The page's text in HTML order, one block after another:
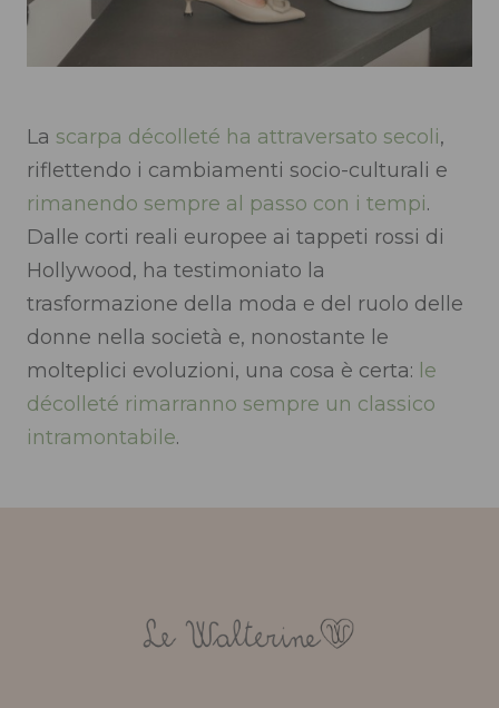
La scarpa décolleté ha attraversato secoli,
riflettendo i cambiamenti socio-culturali e
rimanendo sempre al passo con i tempi.
Dalle corti reali europee ai tappeti rossi di
Hollywood, ha testimoniato la
trasformazione della moda e del ruolo delle
donne nella società e, nonostante le
molteplici evoluzioni, una cosa è certa: le
décolleté rimarranno sempre un classico
intramontabile.